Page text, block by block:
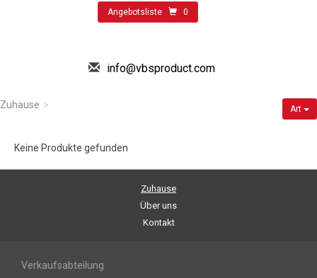
Angebotsliste 0
info@vbsproduct.com
Zuhause Art
Keine Produkte gefunden
Zuhause
Über uns
Kontakt
Verkaufsabteilung